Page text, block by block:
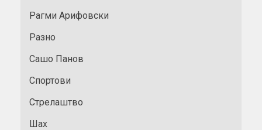
Рагми Арифовски
Разно
Сашо Панов
Спортови
Стрелаштво
Шах